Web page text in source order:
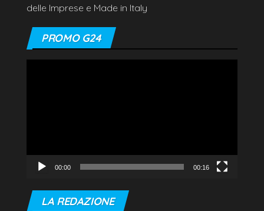
delle Imprese e Made in Italy
PROMO G24
00:00 00:16
LA REDAZIONE